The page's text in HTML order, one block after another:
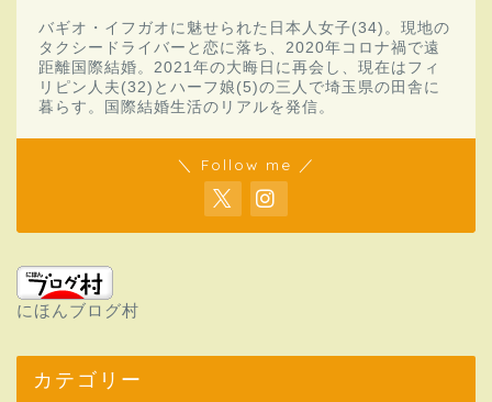
バギオ・イフガオに魅せられた日本人女子(34)。現地の
タクシードライバーと恋に落ち、2020年コロナ禍で遠
距離国際結婚。2021年の大晦日に再会し、現在はフィ
リピン人夫(32)とハーフ娘(5)の三人で埼玉県の田舎に
暮らす。国際結婚生活のリアルを発信。
＼ Follow me ／
にほんブログ村
カテゴリー